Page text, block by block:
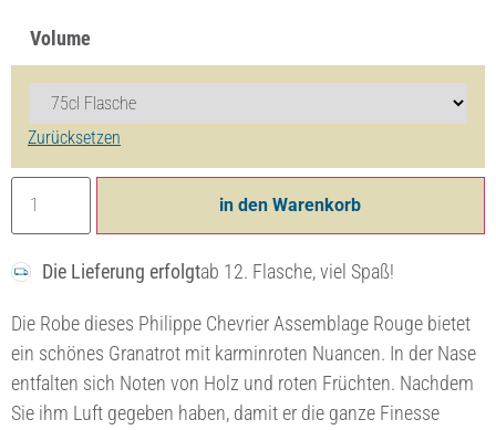
Volume
Zurücksetzen
in den Warenkorb
Die Lieferung erfolgtab 12. Flasche, viel Spaß!
Die Robe dieses Philippe Chevrier Assemblage Rouge bietet
ein schönes Granatrot mit karminroten Nuancen. In der Nase
entfalten sich Noten von Holz und roten Früchten. Nachdem
Sie ihm Luft gegeben haben, damit er die ganze Finesse